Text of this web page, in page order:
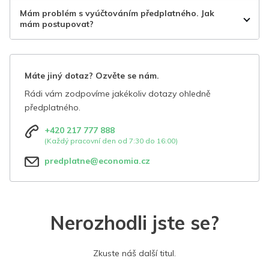
Mám problém s vyúčtováním předplatného. Jak
mám postupovat?
Máte jiný dotaz? Ozvěte se nám.
Rádi vám zodpovíme jakékoliv dotazy ohledně
předplatného.
+420 217 777 888
(Každý pracovní den od 7:30 do 16:00)
predplatne@economia.cz
Nerozhodli jste se?
Zkuste náš další titul.